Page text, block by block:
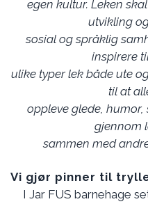
egen kultur. Leken
utvikling
sosial og språklig
inspirere
ulike typer lek både ute
til at
oppleve glede,
gjennom
sammen med
Vi gjør pinner til
I Jar FUS barnehage